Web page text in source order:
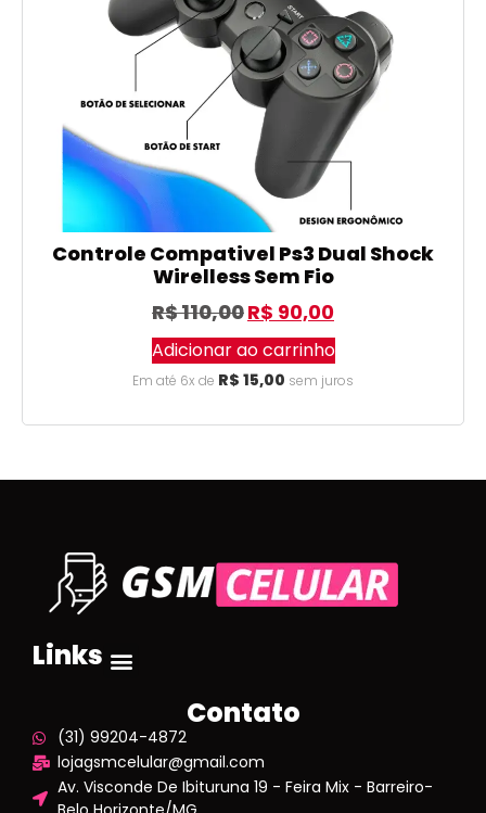
Controle Compativel Ps3 Dual Shock
Wirelless Sem Fio
R$110,00R$ 90,00
Adicionar ao carrinho
Em até 6x de R$ 15,00 sem juros
Links
Contato
(31) 99204-4872
lojagsmcelular@gmail.com
Av. Visconde De Ibituruna 19 - Feira Mix - Barreiro-